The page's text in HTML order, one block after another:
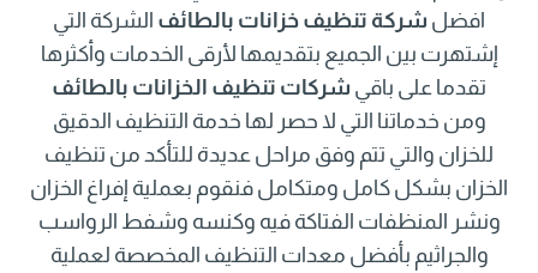
افضل شركة تنظيف خزانات بالطائف الشركة التي
إشتهرت بين الجميع بتقديمها لأرقى الخدمات وأكثرها
تقدما على باقي شركات تنظيف الخزانات بالطائف
ومن خدماتنا التي لا حصر لها خدمة التنظيف الدقيق
للخزان والتي تتم وفق مراحل عديدة للتأكد من تنظيف
الخزان بشكل كامل ومتكامل فنقوم بعملية إفراغ الخزان
ونشر المنظفات الفتاكة فيه وكنسه وشفط الرواسب
والجراثيم بأفضل معدات التنظيف المخصصة لعملية